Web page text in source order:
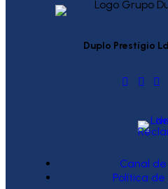
Duplo Prestígio
Canal
Política